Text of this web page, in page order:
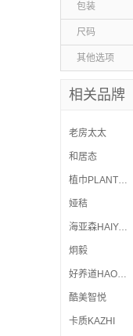
包装
尺码
其他选项
相关品牌
老房太太
和居态
植巾PLANTJIN
娅秸
海亚森HAIYASEN
炯毅
好养道HAOYANGDAO
酷美智悦
卡质KAZHI